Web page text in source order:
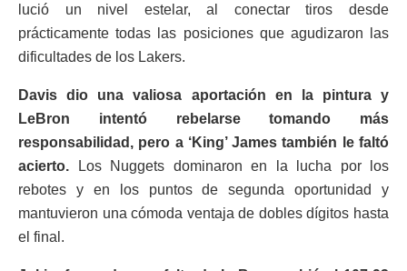
lució un nivel estelar, al conectar tiros desde
prácticamente todas las posiciones que agudizaron las
dificultades de los Lakers.
Davis dio una valiosa aportación en la pintura y
LeBron intentó rebelarse tomando más
responsabilidad, pero a ‘King’ James también le faltó
acierto. Los Nuggets dominaron en la lucha por los
rebotes y en los puntos de segunda oportunidad y
mantuvieron una cómoda ventaja de dobles dígitos hasta
el final.